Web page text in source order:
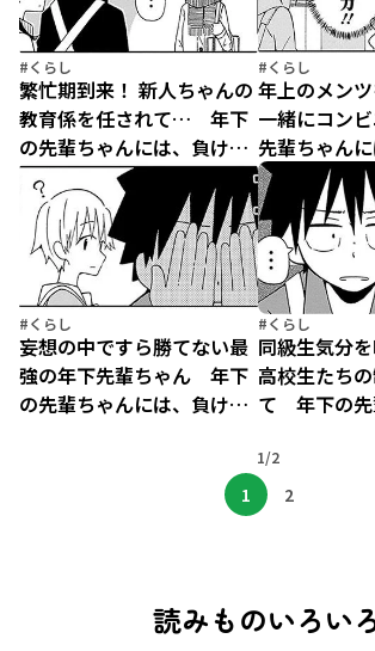
#くらし
繁忙期到来！ 新人ちゃんの
教育係を任されて… 年下
の先輩ちゃんには、負けた
くない。(7)
#くらし
年上のメン
一緒にコン
先輩ちゃん
ない。(6)
#くらし
妄想の中ですら勝てない最
強の年下先輩ちゃん 年下
の先輩ちゃんには、負けた
#くらし
同級生気分
高校生たち
て 年下の先
1/2
1 2
読みものいろい